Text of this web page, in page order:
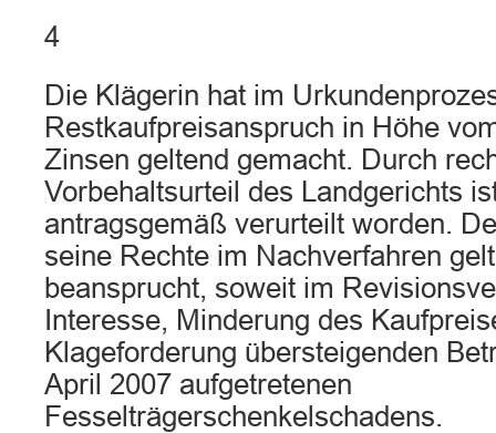
4
Die Klägerin hat im
Restkaufpreisanspruch in Höhe
Zinsen geltend gemacht. Durch
Vorbehaltsurteil des Landgerichts
antragsgemäß verurteilt worden.
seine Rechte im Nachverfahren
beansprucht, soweit im
Interesse, Minderung des
Klageforderung übersteigenden
April 2007 aufgetretenen
Fesselträgerschenkelschadens.